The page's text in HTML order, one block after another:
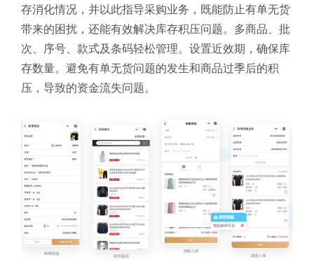
存消化情况，并以此指导采购业务，既能防止有单无货
带来的困扰，还能有效解决库存积压问题。多商品、批
次、序号、款式及条码轻松管理。设置近效期，确保库
存数量。避免有单无货问题的发生和商品过季后的积
压，导致的资金流失问题。